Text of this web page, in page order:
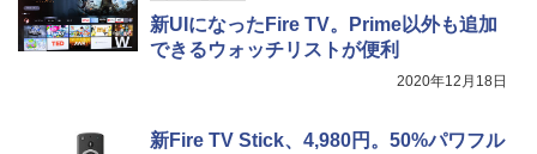
新UIになったFire TV。Prime以外も追加
できるウォッチリストが便利
2020年12月18日
新Fire TV Stick、4,980円。50%パワフル